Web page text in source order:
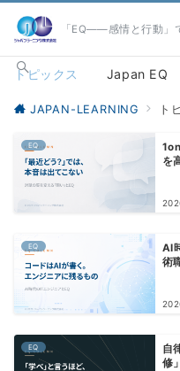
「EQ――感情と行動」
トピックス Japan EQ
JAPAN-LEARNING ト
EQ
を
EQ
AI
術
EQ
自
修